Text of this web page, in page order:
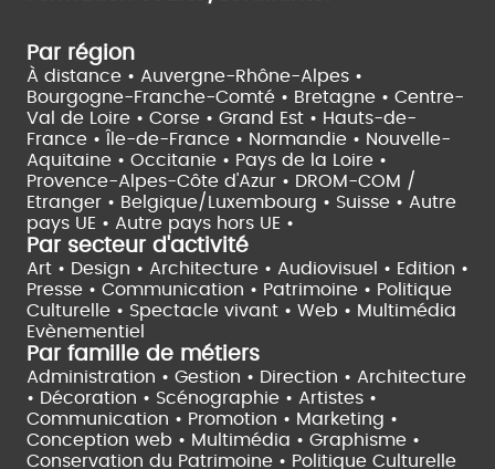
Par région
À distance • Auvergne-Rhône-Alpes •
Bourgogne-Franche-Comté • Bretagne • Centre-
Val de Loire • Corse • Grand Est • Hauts-de-
France •
Île-de-France • Normandie • Nouvelle-
Aquitaine • Occitanie • Pays de la Loire •
Provence-Alpes-Côte d'Azur • DROM-COM /
Etranger • Belgique/Luxembourg • Suisse • Autre
pays UE • Autre pays hors UE •
Par secteur d'activité
Art • Design • Architecture • Audiovisuel • Edition •
Presse • Communication • Patrimoine • Politique
Culturelle • Spectacle vivant • Web • Multimédia
Evènementiel
Par famille de métiers
Administration • Gestion • Direction • Architecture
• Décoration • Scénographie • Artistes •
Communication • Promotion • Marketing •
Conception web • Multimédia • Graphisme •
Conservation du Patrimoine • Politique Culturelle